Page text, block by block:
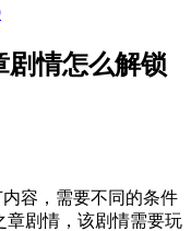
情怎么解锁
容，需要不同的条件
章剧情，该剧情需要玩